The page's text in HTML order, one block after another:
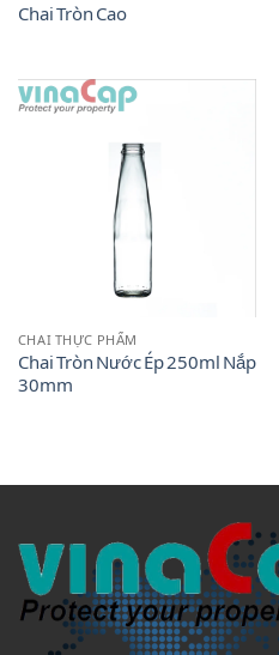
Chai Tròn Cao
CHAI THỰC PHẨM
Chai Tròn Nước Ép 250ml Nắp
30mm